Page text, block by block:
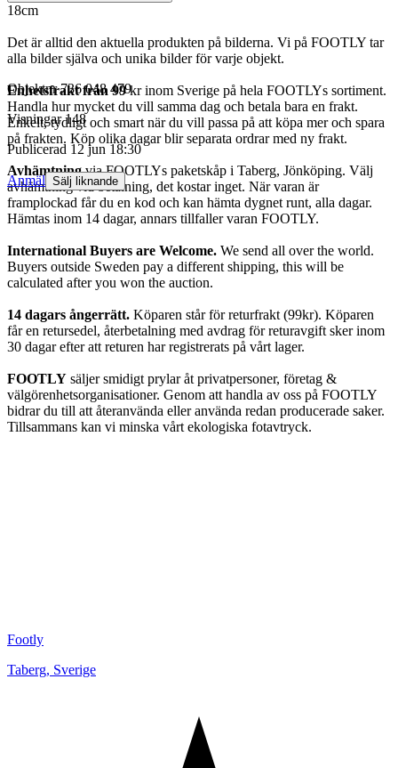
18cm
Det är alltid den aktuella produkten på bilderna. Vi på FOOTLY tar
alla bilder själva och unika bilder för varje objekt.
Enhetsfrakt från 99kr inom Sverige på hela FOOTLYs sortiment.
Handla hur mycket du vill samma dag och betala bara en frakt.
Enkelt, tydligt och smart när du vill passa på att köpa mer och spara
på frakten. Köp olika dagar blir separata ordrar med ny frakt.
Avhämtningvia FOOTLYs paketskåp i Taberg, Jönköping. Välj
avhämtning vid betalning, det kostar inget. När varan är
framplockad får du en kod och kan hämta dygnet runt, alla dagar.
Hämtas inom 14 dagar, annars tillfaller varan FOOTLY.
International Buyers are Welcome. We send all over the world.
Buyers outside Sweden pay a different shipping, this will be
calculated after you won the auction.
14 dagars ångerrätt. Köparen står för returfrakt (99kr). Köparen
får en retursedel, återbetalning med avdrag för returavgift sker inom
30 dagar efter att returen har registrerats på vårt lager.
FOOTLY säljer smidigt prylar åt privatpersoner, företag &
välgörenhetsorganisationer. Genom att handla av oss på FOOTLY
bidrar du till att återanvända eller använda redan producerade saker.
Tillsammans kan vi minska vårt ekologiska fotavtryck.
Objektnr 736 048 479
Visningar 148
Publicerad 12 jun 18:30
Anmäl Sälj liknande
Footly
Taberg, Sverige